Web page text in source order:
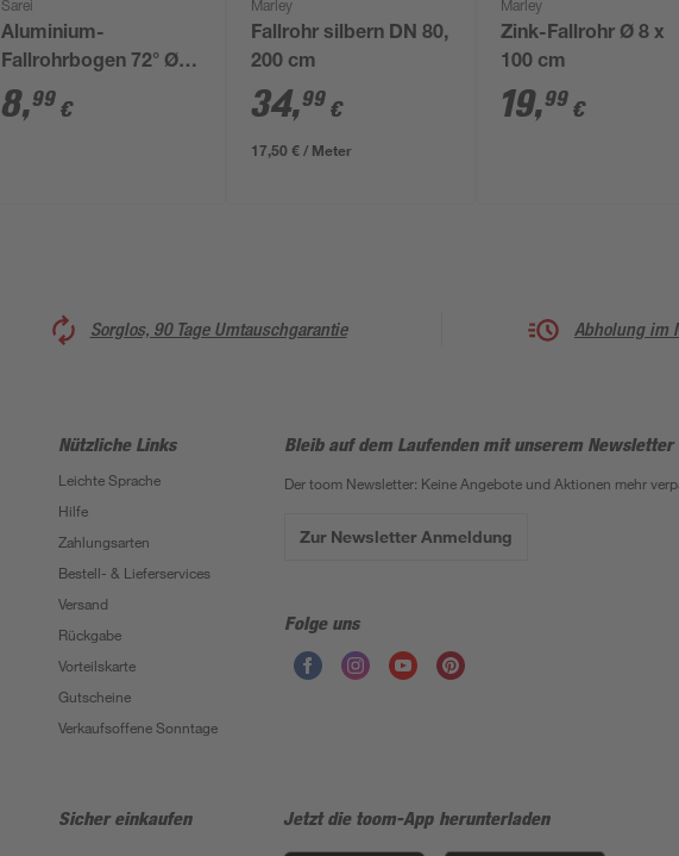
Sarei
Aluminium-
Fallrohrbogen 72° Ø 8
cm
8,99 €
Marley
Fallrohr silbern DN 80,
200 cm
34,99 €
17,50 € / Meter
Marley
Zink-Fallrohr Ø 8 x
100 cm
19,99 €
Sorglos, 90 Tage Umtauschgarantie Abholung im
Nützliche Links
Leichte Sprache
Hilfe
Zahlungsarten
Bestell- & Lieferservices
Versand
Rückgabe
Vorteilskarte
Gutscheine
Verkaufsoffene Sonntage
Bleib auf dem Laufenden mit unserem Newsletter
Der toom Newsletter: Keine Angebote und Aktionen mehr
Zur Newsletter Anmeldung
Folge uns
Sicher einkaufen Jetzt die toom-App herunterladen